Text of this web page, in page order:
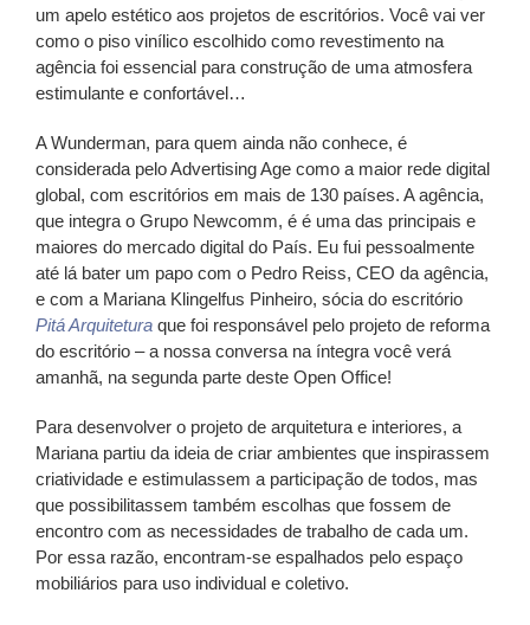
um apelo estético aos projetos de escritórios. Você vai ver
como o piso vinílico escolhido como revestimento na
agência foi essencial para construção de uma atmosfera
estimulante e confortável…
A Wunderman, para quem ainda não conhece, é
considerada pelo Advertising Age como a maior rede digital
global, com escritórios em mais de 130 países. A agência,
que integra o Grupo Newcomm, é é uma das principais e
maiores do mercado digital do País. Eu fui pessoalmente
até lá bater um papo com o Pedro Reiss, CEO da agência,
e com a Mariana Klingelfus Pinheiro, sócia do escritório
Pitá Arquitetura que foi responsável pelo projeto de reforma
do escritório – a nossa conversa na íntegra você verá
amanhã, na segunda parte deste Open Office!
Para desenvolver o projeto de arquitetura e interiores, a
Mariana partiu da ideia de criar ambientes que inspirassem
criatividade e estimulassem a participação de todos, mas
que possibilitassem também escolhas que fossem de
encontro com as necessidades de trabalho de cada um.
Por essa razão, encontram-se espalhados pelo espaço
mobiliários para uso individual e coletivo.